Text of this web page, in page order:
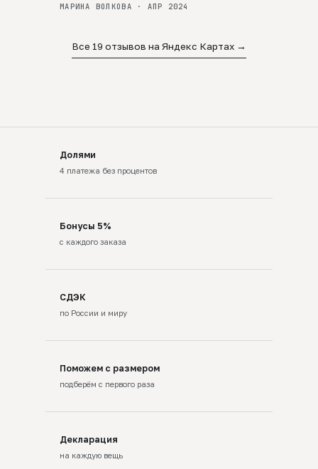
МАРИНА ВОЛКОВА · АПР 2024
Все 19 отзывов на Яндекс Картах →
Долями
4 платежа без процентов
Бонусы 5%
с каждого заказа
СДЭК
по России и миру
Поможем с размером
подберём с первого раза
Декларация
на каждую вещь